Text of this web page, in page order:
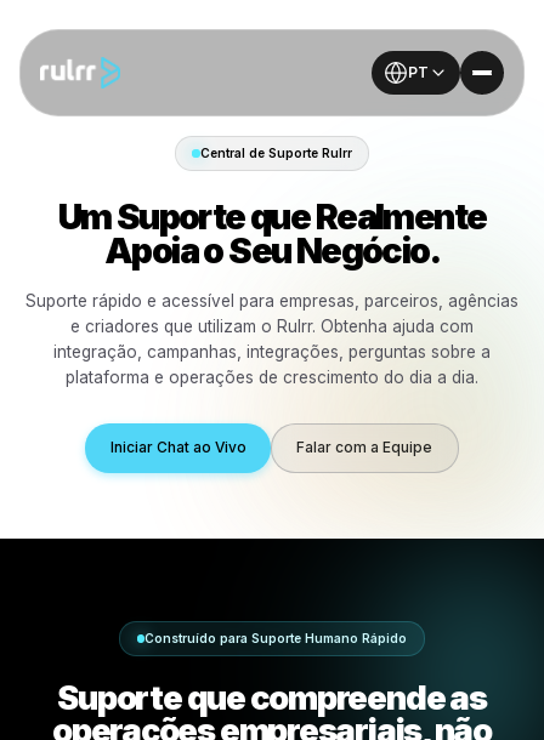
PT
Um Suporte que
Apoia o Seu Negócio.
Suporte rápido e acessível para empresas, parceiros,
e criadores que utilizam o Rulrr. Obtenha ajuda
plataforma e operações de crescimento do dia a